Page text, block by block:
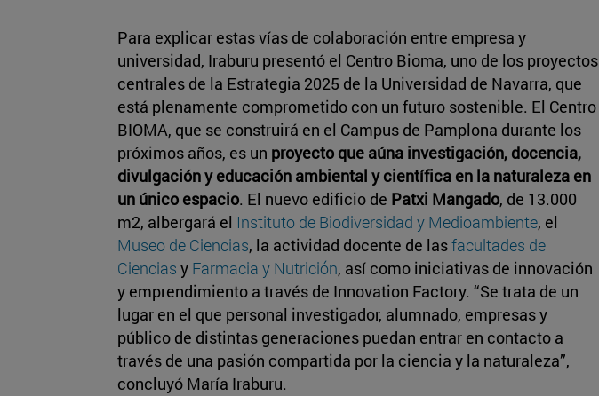
Para explicar estas vías de colaboración entre empresa y
universidad, Iraburu presentó el Centro Bioma, uno de los proyectos
centrales de la Estrategia 2025 de la Universidad de Navarra, que
está plenamente comprometido con un futuro sostenible. El Centro
BIOMA, que se construirá en el Campus de Pamplona durante los
próximos años, es un proyecto que aúna investigación, docencia,
divulgación y educación ambiental y científica en la naturaleza en
un único espacio. El nuevo edificio de Patxi Mangado, de 13.000
m2, albergará el Instituto de Biodiversidad y Medioambiente, el
Museo de Ciencias, la actividad docente de lasfacultades de
Ciencias y Farmacia y Nutrición, así como iniciativas de innovación
y emprendimiento a través de Innovation Factory. “Se trata de un
lugar en el que personal investigador, alumnado, empresas y
público de distintas generaciones puedan entrar en contacto a
través de una pasión compartida por la ciencia y la naturaleza”,
concluyó María Iraburu.